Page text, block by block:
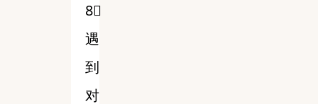
8⃣️
遇
到
对